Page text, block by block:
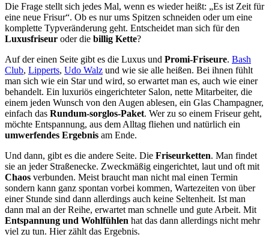
Die Frage stellt sich jedes Mal, wenn es wieder heißt: „Es ist Zeit für
eine neue Frisur“. Ob es nur ums Spitzen schneiden oder um eine
komplette Typveränderung geht. Entscheidet man sich für den
Luxusfriseur oder die billig Kette?
Auf der einen Seite gibt es die Luxus und Promi-Friseure. Bash
Club, Lipperts, Udo Walz und wie sie alle heißen. Bei ihnen fühlt
man sich wie ein Star und wird, so erwartet man es, auch wie einer
behandelt. Ein luxuriös eingerichteter Salon, nette Mitarbeiter, die
einem jeden Wunsch von den Augen ablesen, ein Glas Champagner,
einfach das Rundum-sorglos-Paket. Wer zu so einem Friseur geht,
möchte Entspannung, aus dem Alltag fliehen und natürlich ein
umwerfendes Ergebnis am Ende.
Und dann, gibt es die andere Seite. Die Friseurketten. Man findet
sie an jeder Straßenecke. Zweckmäßig eingerichtet, laut und oft mit
Chaos verbunden. Meist braucht man nicht mal einen Termin
sondern kann ganz spontan vorbei kommen, Wartezeiten von über
einer Stunde sind dann allerdings auch keine Seltenheit. Ist man
dann mal an der Reihe, erwartet man schnelle und gute Arbeit. Mit
Entspannung und Wohlfühlen hat das dann allerdings nicht mehr
viel zu tun. Hier zählt das Ergebnis.